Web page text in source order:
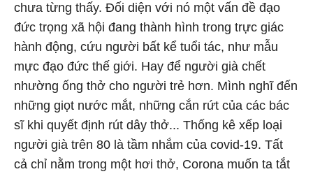
chưa từng thấy. Đối diện với nó một vấn đề đạo
đức trọng xã hội đang thành hình trong trực giác
hành động, cứu người bất kể tuổi tác, như mẫu
mực đạo đức thế giới. Hay để người già chết
nhường ống thở cho người trẻ hơn. Mình nghĩ đến
những giọt nước mắt, những cắn rứt của các bác
sĩ khi quyết định rút dây thở... Thống kê xếp loại
người già trên 80 là tầm nhắm của covid-19. Tất
cả chỉ nằm trong một hơi thở, Corona muốn ta tắt